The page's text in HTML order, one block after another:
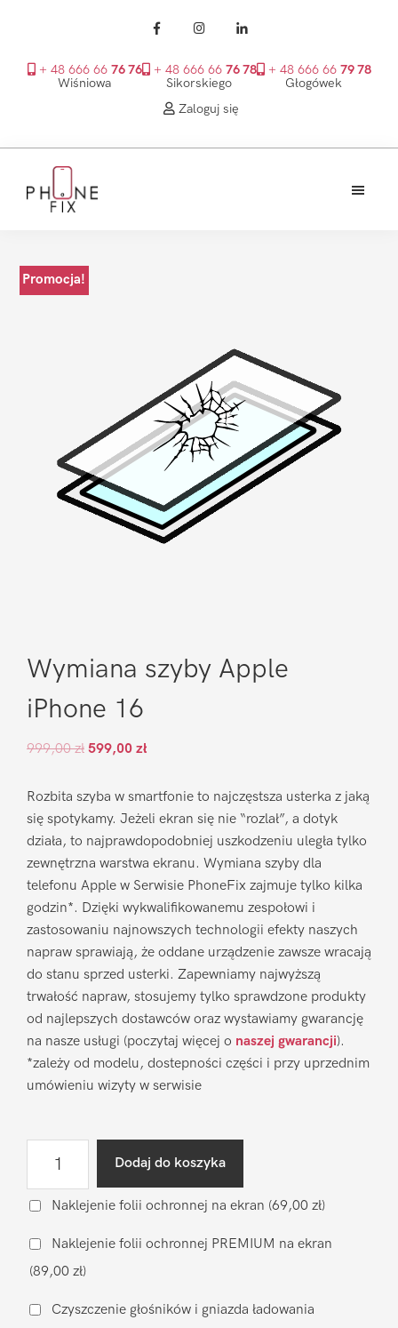
+ 48 666 66 76 76
Wiśniowa
+ 48 666 66 76 78
Sikorskiego
+ 48 666 66 79 78
Głogówek
Zaloguj się
głównego
bocznego
Promocja!
Wymiana szyby Apple
iPhone 16
999,00zł 599,00 zł
Rozbita szyba w smartfonie to najczęstsza usterka z jaką
się spotykamy. Jeżeli ekran się nie “rozlał”, a dotyk
działa, to najprawdopodobniej uszkodzeniu uległa tylko
zewnętrzna warstwa ekranu. Wymiana szyby dla
telefonu Apple w Serwisie PhoneFix zajmuje tylko kilka
godzin*. Dzięki wykwalifikowanemu zespołowi i
zastosowaniu najnowszych technologii efekty naszych
napraw sprawiają, że oddane urządzenie zawsze wracają
do stanu sprzed usterki. Zapewniamy najwyższą
trwałość napraw, stosujemy tylko sprawdzone produkty
od najlepszych dostawców oraz wystawiamy gwarancję
na nasze usługi (poczytaj więcej o naszej gwarancji).
*zależy od modelu, dostepności części i przy uprzednim
umówieniu wizyty w serwisie
szyby
iPhone
16
Dodaj do koszyka
Naklejenie folii ochronnej na ekran (69,00 zł)
Naklejenie folii ochronnej PREMIUM na ekran
(89,00 zł)
Czyszczenie głośników i gniazda ładowania